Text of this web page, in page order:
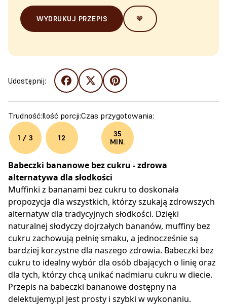
WYDRUKUJ PRZEPIS 🧡
Udostępnij:
Trudność:
1 / 3
Ilość porcji:
12
Czas przygotowania:
35
MIN.
Babeczki bananowe bez cukru - zdrowa
alternatywa dla słodkości
Muffinki z bananami bez cukru to doskonała
propozycja dla wszystkich, którzy szukają zdrowszych
alternatyw dla tradycyjnych słodkości. Dzięki
naturalnej słodyczy dojrzałych bananów, muffiny bez
cukru zachowują pełnię smaku, a jednocześnie są
bardziej korzystne dla naszego zdrowia. Babeczki bez
cukru to idealny wybór dla osób dbających o linię oraz
dla tych, którzy chcą unikać nadmiaru cukru w diecie.
Przepis na babeczki bananowe dostępny na
delektujemy.pl jest prosty i szybki w wykonaniu.